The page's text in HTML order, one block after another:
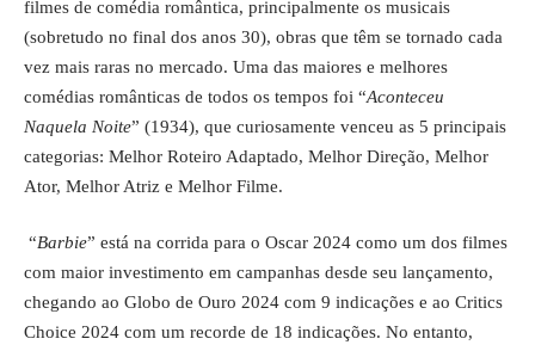
filmes de comédia romântica, principalmente os musicais
(sobretudo no final dos anos 30), obras que têm se tornado cada
vez mais raras no mercado. Uma das maiores e melhores
comédias românticas de todos os tempos foi “Aconteceu
Naquela Noite” (1934), que curiosamente venceu as 5 principais
categorias: Melhor Roteiro Adaptado, Melhor Direção, Melhor
Ator, Melhor Atriz e Melhor Filme.
“Barbie” está na corrida para o Oscar 2024 como um dos filmes
com maior investimento em campanhas desde seu lançamento,
chegando ao Globo de Ouro 2024 com 9 indicações e ao Critics
Choice 2024 com um recorde de 18 indicações. No entanto,